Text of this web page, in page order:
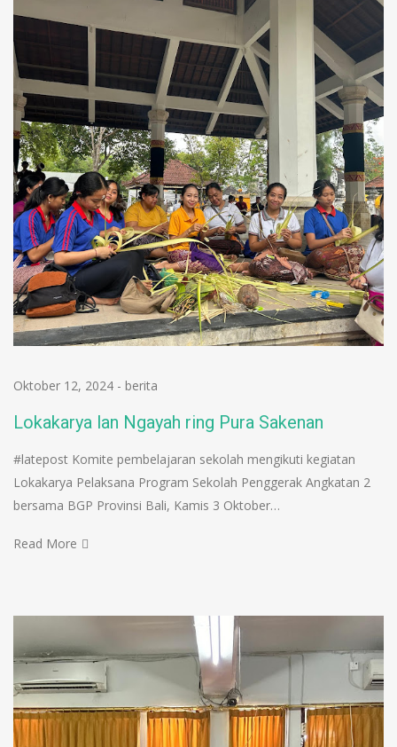
Oktober 12, 2024 - berita
Lokakarya lan Ngayah ring Pura Sakenan
#latepost Komite pembelajaran sekolah mengikuti kegiatan
Lokakarya Pelaksana Program Sekolah Penggerak Angkatan 2
bersama BGP Provinsi Bali, Kamis 3 Oktober…
Read More